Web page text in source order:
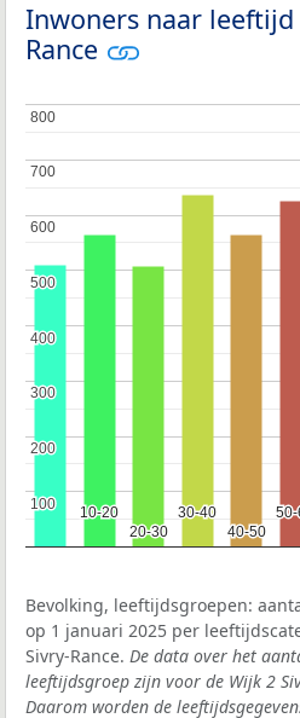
Inwoners naar
Rance
10-20
10-20
20-30
20-30
30-40
30-40
40-50
40-50
100
100
200
200
300
300
400
400
500
500
600
600
700
700
800
800
Bevolking, leeftijdsgroepen:
op 1 januari 2025 per
Sivry-Rance. De data over het
leeftijdsgroep zijn voor de Wijk 2
Daarom worden de